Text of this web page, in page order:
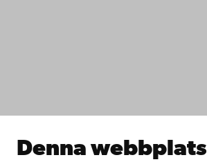
Denna webbplats
Samarbeta med oss
Kontinuerligt lärande